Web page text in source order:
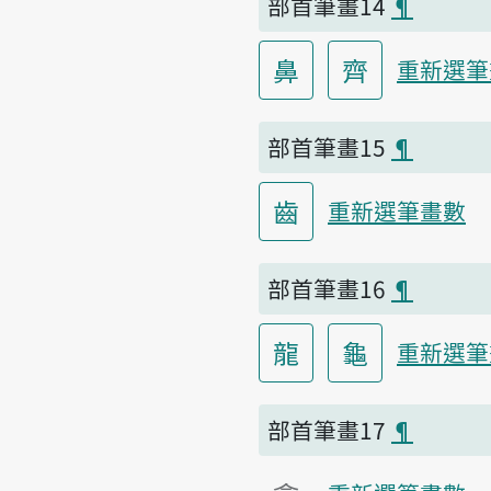
鼻 齊 重新選
部首筆畫15 ¶
齒 重新選筆畫數
部首筆畫16 ¶
龍 龜 重新選
部首筆畫17 ¶